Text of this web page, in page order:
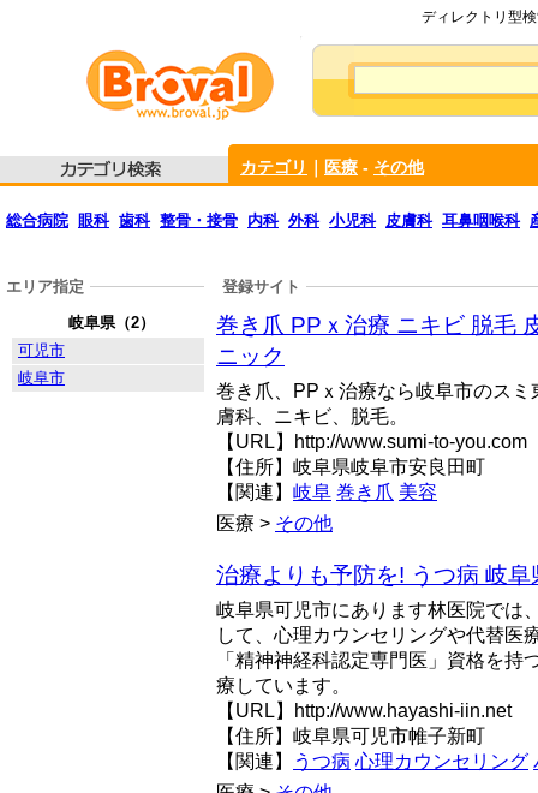
ディレクトリ型
カテゴリ 医療 - その他
総合病院 眼科 歯科 整骨・接骨 内科 外科 小児科 皮膚科 耳鼻咽喉科
登録サイト
巻き爪 PPｘ治療 ニキビ 脱毛
ニック
巻き爪、PPｘ治療なら岐阜市のス
膚科、ニキビ、脱毛。
【URL】http://www.sumi-to-you.com
【住所】岐阜県岐阜市安良田町
【関連】 岐阜 巻き爪 美容
医療 > その他
治療よりも予防を! うつ病 岐阜
岐阜県可児市にあります林医院では
して、心理カウンセリングや代替医
「精神神経科認定専門医」資格を持
療しています。
【URL】http://www.hayashi-iin.net
【住所】岐阜県可児市帷子新町
【関連】
うつ病 心理カウンセリング
エリア指定
岐阜県（2）
可児市
岐阜市